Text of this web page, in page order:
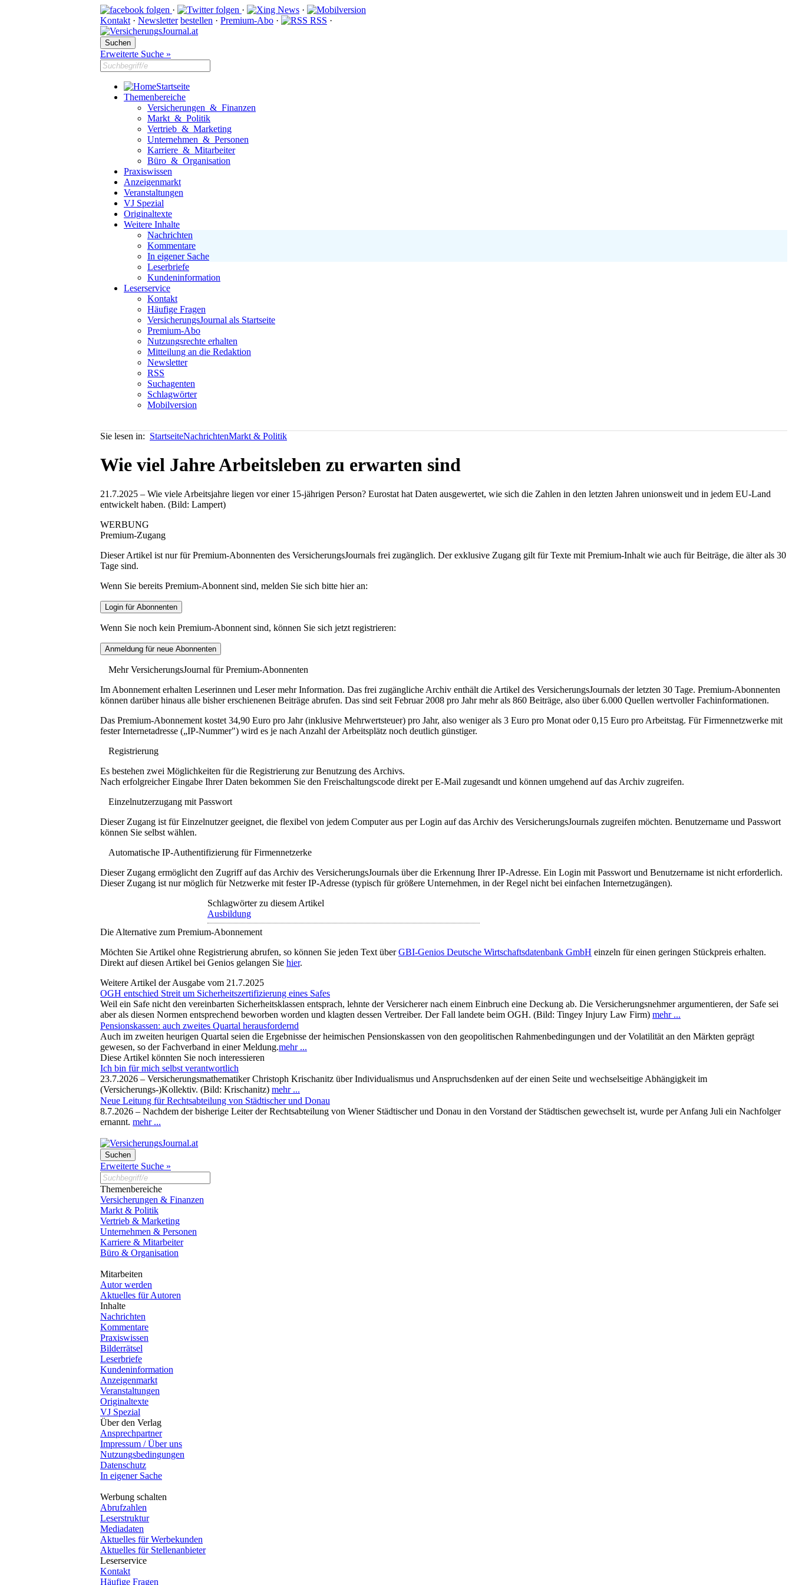
· ·
·
Kontakt · Newsletter bestellen · Premium-Abo · RSS ·
Erweiterte Suche »
Startseite
Themenbereiche
Versicherungen & Finanzen
Markt & Politik
Vertrieb & Marketing
Unternehmen & Personen
Karriere & Mitarbeiter
Büro & Organisation
Praxiswissen
Anzeigenmarkt
Veranstaltungen
VJ Spezial
Originaltexte
Weitere Inhalte
Nachrichten
Kommentare
In eigener Sache
Leserbriefe
Kundeninformation
Leserservice
Kontakt
Häufige Fragen
VersicherungsJournal als Startseite
Premium-Abo
Nutzungsrechte erhalten
Mitteilung an die Redaktion
Newsletter
RSS
Suchagenten
Schlagwörter
Mobilversion
Sie lesen in: StartseiteNachrichtenMarkt & Politik
Wie viel Jahre Arbeitsleben zu erwarten sind
21.7.2025 – Wie viele Arbeitsjahre liegen vor einer 15-jährigen Person? Eurostat hat Daten ausgewertet, wie sich die Zahlen in den letzten Jahren unionsweit und in jedem EU-Land
entwickelt haben. (Bild: Lampert)
WERBUNG
Premium-Zugang
Dieser Artikel ist nur für Premium-Abonnenten des VersicherungsJournals frei zugänglich. Der exklusive Zugang gilt für Texte mit Premium-Inhalt wie auch für Beiträge, die älter als 30
Tage sind.
Wenn Sie bereits Premium-Abonnent sind, melden Sie sich bitte hier an:
Wenn Sie noch kein Premium-Abonnent sind, können Sie sich jetzt registrieren:
Mehr VersicherungsJournal für Premium-Abonnenten
Im Abonnement erhalten Leserinnen und Leser mehr Information. Das frei zugängliche Archiv enthält die Artikel des VersicherungsJournals der letzten 30 Tage. Premium-Abonnenten
können darüber hinaus alle bisher erschienenen Beiträge abrufen. Das sind seit Februar 2008 pro Jahr mehr als 860 Beiträge, also über 6.000 Quellen wertvoller Fachinformationen.
Das Premium-Abonnement kostet 34,90 Euro pro Jahr (inklusive Mehrwertsteuer) pro Jahr, also weniger als 3 Euro pro Monat oder 0,15 Euro pro Arbeitstag. Für Firmennetzwerke mit
fester Internetadresse („IP-Nummer") wird es je nach Anzahl der Arbeitsplätz noch deutlich günstiger.
Registrierung
Es bestehen zwei Möglichkeiten für die Registrierung zur Benutzung des Archivs.
Nach erfolgreicher Eingabe Ihrer Daten bekommen Sie den Freischaltungscode direkt per E-Mail zugesandt und können umgehend auf das Archiv zugreifen.
Einzelnutzerzugang mit Passwort
Dieser Zugang ist für Einzelnutzer geeignet, die flexibel von jedem Computer aus per Login auf das Archiv des VersicherungsJournals zugreifen möchten. Benutzername und Passwort
können Sie selbst wählen.
Automatische IP-Authentifizierung für Firmennetzerke
Dieser Zugang ermöglicht den Zugriff auf das Archiv des VersicherungsJournals über die Erkennung Ihrer IP-Adresse. Ein Login mit Passwort und Benutzername ist nicht erforderlich.
Dieser Zugang ist nur möglich für Netzwerke mit fester IP-Adresse (typisch für größere Unternehmen, in der Regel nicht bei einfachen Internetzugängen).
Schlagwörter zu diesem Artikel
Ausbildung
Die Alternative zum Premium-Abonnement
Möchten Sie Artikel ohne Registrierung abrufen, so können Sie jeden Text überGBI-Genios Deutsche Wirtschaftsdatenbank GmbH einzeln für einen geringen Stückpreis erhalten.
Direkt auf diesen Artikel bei Genios gelangen Sie hier.
Weitere Artikel der Ausgabe vom 21.7.2025
OGH entschied Streit um Sicherheitszertifizierung eines Safes
Weil ein Safe nicht den vereinbarten Sicherheitsklassen entsprach, lehnte der Versicherer nach einem Einbruch eine Deckung ab. Die Versicherungsnehmer argumentieren, der Safe sei
aber als diesen Normen entsprechend beworben worden und klagten dessen Vertreiber. Der Fall landete beim OGH. (Bild: Tingey Injury Law Firm) mehr ...
Pensionskassen: auch zweites Quartal herausfordernd
Auch im zweiten heurigen Quartal seien die Ergebnisse der heimischen Pensionskassen von den geopolitischen Rahmenbedingungen und der Volatilität an den Märkten geprägt
gewesen, so der Fachverband in einer Meldung.mehr ...
Diese Artikel könnten Sie noch interessieren
Ich bin für mich selbst verantwortlich
23.7.2026 – Versicherungsmathematiker Christoph Krischanitz über Individualismus und Anspruchsdenken auf der einen Seite und wechselseitige Abhängigkeit im
(Versicherungs-)Kollektiv. (Bild: Krischanitz) mehr ...
Neue Leitung für Rechtsabteilung von Städtischer und Donau
8.7.2026 – Nachdem der bisherige Leiter der Rechtsabteilung von Wiener Städtischer und Donau in den Vorstand der Städtischen gewechselt ist, wurde per Anfang Juli ein Nachfolger
ernannt. mehr ...
Erweiterte Suche »
Themenbereiche
Versicherungen & Finanzen
Markt & Politik
Vertrieb & Marketing
Unternehmen & Personen
Karriere & Mitarbeiter
Büro & Organisation
Mitarbeiten
Autor werden
Aktuelles für Autoren
Inhalte
Nachrichten
Kommentare
Praxiswissen
Bilderrätsel
Leserbriefe
Kundeninformation
Anzeigenmarkt
Veranstaltungen
Originaltexte
VJ Spezial
Über den Verlag
Ansprechpartner
Impressum / Über uns
Nutzungsbedingungen
Datenschutz
In eigener Sache
Werbung schalten
Abrufzahlen
Leserstruktur
Mediadaten
Aktuelles für Werbekunden
Aktuelles für Stellenanbieter
Leserservice
Kontakt
Häufige Fragen